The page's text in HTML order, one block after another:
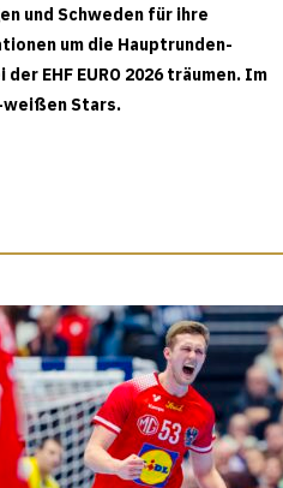
und Schweden für ihre
um die Hauptrunden-
EHF EURO 2026 träumen. Im
weißen Stars.